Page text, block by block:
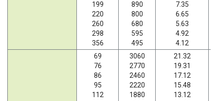
199
220
260
298
356
890
800
680
595
495
7.35
6.65
5.63
4.92
4.12
69
76
86
95
112
3060
2770
2460
2220
1880
21.32
19.31
17.12
15.48
13.12